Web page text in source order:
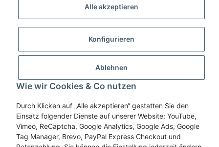
Alle akzeptieren
Konfigurieren
Ablehnen
Wie wir Cookies & Co nutzen
Durch Klicken auf „Alle akzeptieren“ gestatten Sie den
Einsatz folgender Dienste auf unserer Website: YouTube,
Vimeo, ReCaptcha, Google Analytics, Google Ads, Google
Tag Manager, Brevo, PayPal Express Checkout und
GESETZLICHE INFORMATIONEN
ZAHLUNG & VERSAND
MEIN KONTO
Vertrag widerrufen